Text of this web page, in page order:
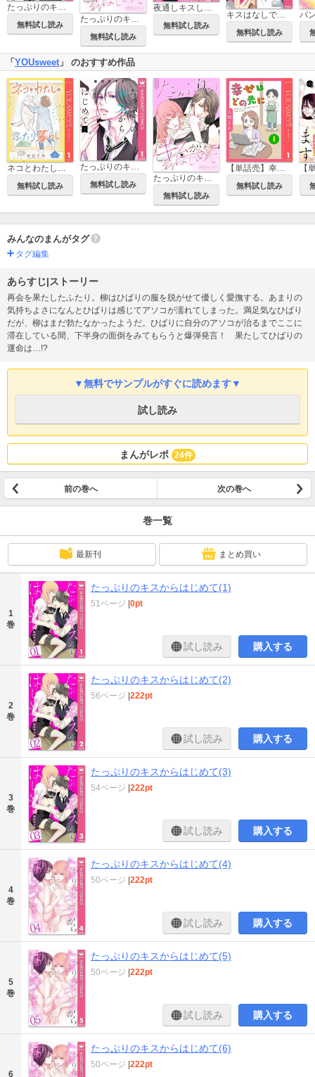
たっぷりのキスからはじめて 単行本版
無料試し読み
無料試し読み
夜通しキスしましょう？
無料試し読み
キスはなしでお願いします
無料試し読み
「YOUsweet 」 のおすすめ作品
無料試し読み 無料試し読み
たっぷりのキスからはじめて【タテヨミ】
無料試し読み
無料試し読み
みんなのまんがタグ
タグ編集
あらすじ|ストーリー
再会を果たしたふたり。柳はひばりの服を脱がせて優しく愛撫する。あまりの
気持ちよさになんとひばりは感じてアソコが濡れてしまった。満足気なひばり
だが、柳はまだ勃たなかったようだ。ひばりに自分のアソコが治るまでここに
滞在している間、下半身の面倒をみてもらうと爆弾発言！ 果たしてひばりの
運命は…!?
▼無料でサンプルがすぐに読めます▼
試し読み
まんがレポ 24件
前の巻へ 次の巻へ
巻一覧
最新刊 まとめ買い
1
巻
たっぷりのキスからはじめて(1)
51ページ 0pt
試し読み 購入する
2
巻
たっぷりのキスからはじめて(2)
56ページ 222pt
試し読み 購入する
3
巻
たっぷりのキスからはじめて(3)
54ページ 222pt
試し読み 購入する
4
巻
たっぷりのキスからはじめて(4)
50ページ 222pt
試し読み 購入する
5
巻
たっぷりのキスからはじめて(5)
50ページ 222pt
試し読み 購入する
6
たっぷりのキスからはじめて(6)
50ページ 222pt